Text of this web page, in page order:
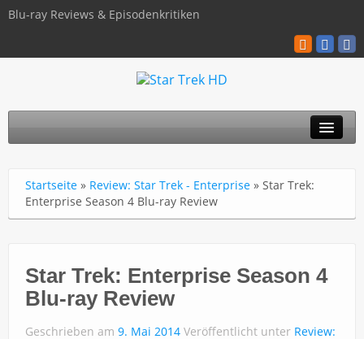
Blu-ray Reviews & Episodenkritiken
TNG
Kinofilme
Blu-ray / 4K
Über uns
Startseite » Review: Star Trek - Enterprise » Star Trek:
Enterprise Season 4 Blu-ray Review
Star Trek: Enterprise Season 4
Blu-ray Review
Geschrieben am 9. Mai 2014 Veröffentlicht unter Review: